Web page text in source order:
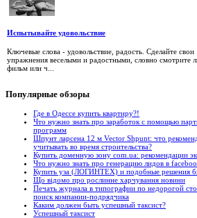
Испытывайте удовольствие
Ключевые слова - удовольствие, радость. Сделайте свои
упражнения веселыми и радостными, словно смотрите
фильм или ч...
Популярные обзоры
Где в Одессе купить квартиру?!
Что нужно знать про заработок с помощью
программ
Шпунт ларсена 12 м Vector Shpunt: что
учитывать во время строительства?
Купить доменную зону com.ua: рекомендации
Что нужно знать про генерацию лидов в
Купить уза (ЛОГИНТЕХ) и подобные решения
Що відомо про рослинне харчування новини
Печать журнала в типографии по недорогой
поиск компании-подрядчика
Каким должен быть успешный таксист?
Успешный таксист